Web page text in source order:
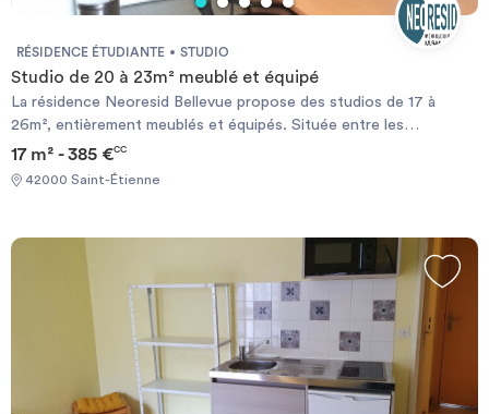
RÉSIDENCE ÉTUDIANTE STUDIO
Studio de 20 à 23m² meublé et équipé
La résidence Neoresid Bellevue propose des studios de 17 à
26m², entièrement meublés et équipés. Située entre les
transports, le centre commercial et la gare, la résidence Neoresid
Bellevue se trouve également proche de nombreuses écoles
comme l’ENISE (école d’ingénieurs), la Faculté Jean Monnet,
17 m² - 385 €CC
42000 Saint-Étienne